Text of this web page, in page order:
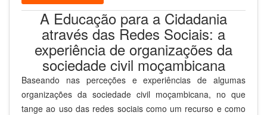
A Educação para a Cidadania
através das Redes Sociais: a
experiência de organizações da
sociedade civil moçambicana
Baseando nas perceções e experiências de algumas
organizações da sociedade civil moçambicana, no que
tange ao uso das redes sociais como um recurso e como